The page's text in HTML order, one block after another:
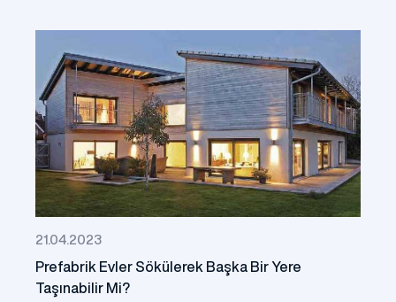
21.04.2023
Prefabrik Evler Sökülerek Başka Bir Yere
Taşınabilir Mi?